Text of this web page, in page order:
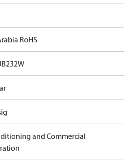
RoHS
and Commercial